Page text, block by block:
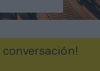
conversación!